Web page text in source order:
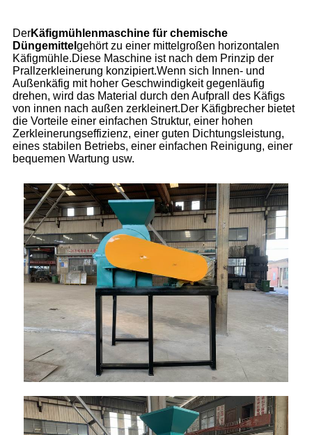
DerKäfigmühlenmaschine für chemische
Düngemittel gehört zu einer mittelgroßen horizontalen
Käfigmühle.Diese Maschine ist nach dem Prinzip der
Prallzerkleinerung konzipiert.Wenn sich Innen- und
Außenkäfig mit hoher Geschwindigkeit gegenläufig
drehen, wird das Material durch den Aufprall des Käfigs
von innen nach außen zerkleinert.Der Käfigbrecher bietet
die Vorteile einer einfachen Struktur, einer hohen
Zerkleinerungseffizienz, einer guten Dichtungsleistung,
eines stabilen Betriebs, einer einfachen Reinigung, einer
bequemen Wartung usw.